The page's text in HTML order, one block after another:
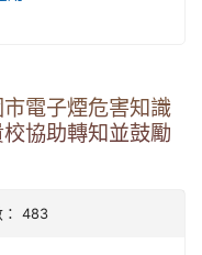
電子煙危害知識
協助轉知並鼓勵
： 483